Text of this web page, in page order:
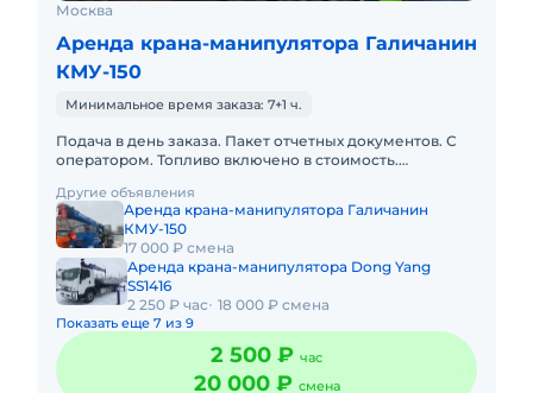
Москва
Аренда крана-манипулятора Галичанин
КМУ-150
Минимальное время заказа: 7+1 ч.
Подача в день заказа. Пакет отчетных документов. С
оператором. Топливо включено в стоимость.
свободна. Техника
Другие объявления
Аренда крана-манипулятора Галичанин
КМУ-150
17 000 ₽ смена
Аренда крана-манипулятора Dong Yang
SS1416
2 250 ₽ час 18 000 ₽ смена
Показать еще 7 из 9
2 500 ₽ час
20 000 ₽ смена